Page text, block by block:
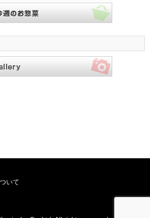
いて